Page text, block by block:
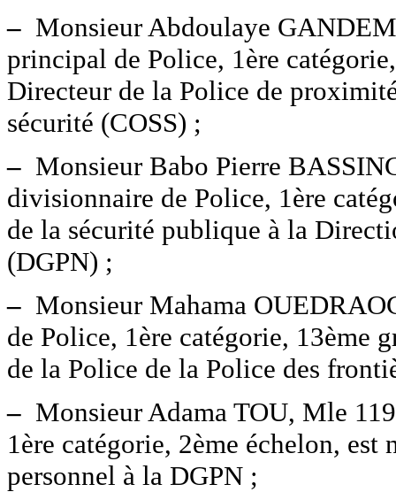
– Monsieur Abdoulaye
principal de Police, 1ère
Directeur de la Police de
sécurité (COSS) ;
– Monsieur Babo Pierre
divisionnaire de Police, 1ère
de la sécurité publique à la
(DGPN) ;
– Monsieur Mahama
de Police, 1ère catégorie, 13ème
de la Police de la Police des
– Monsieur Adama TOU, Mle
1ère catégorie, 2ème échelon,
personnel à la DGPN ;